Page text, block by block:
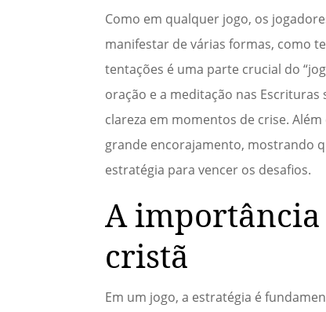
Como em qualquer jogo, os
manifestar de várias formas, como
tentações é uma parte crucial do
oração e a meditação nas
clareza em momentos de crise.
grande encorajamento, mostrando
estratégia para vencer os desafios.
A importância
cristã
Em um jogo, a estratégia é